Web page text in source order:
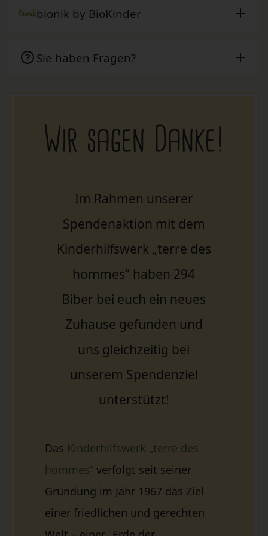
bionik by BioKinder
Sie haben Fragen?
Wir sagen Danke!
Im Rahmen unserer
Spendenaktion mit dem
Kinderhilfswerk „terre des
hommes“ haben 294
Biber bei euch ein neues
Zuhause gefunden und
uns gleichzeitig bei
unserem Spendenziel
unterstützt!
Das Kinderhilfswerk „terre des
hommes“ verfolgt seit seiner
Gründung im Jahr 1967 das Ziel
einer friedlichen und gerechten